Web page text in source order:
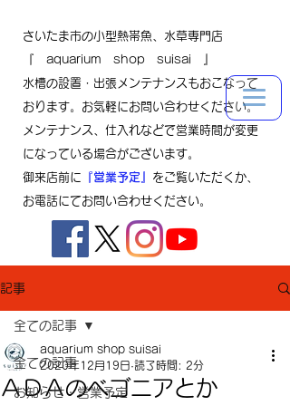
さいたま市の小型熱帯魚、水草専門店
『 aquarium shop suisai 』
水槽の設置・出張メンテナンスもおこなって
おります。お気軽にお問い合わせください。
メンテナンス、仕入れなどで営業時間が変更
になっている場合がございます。
御来店前に 『営業予定』 をご覧いただくか、
お電話にてお問い合わせください。
記事
全ての記事
お知らせ・営業予定
全ての記事
ＡＤＡのベゴニアとか
aquarium shop suisai
2020年12月19日 読了時間: 2分